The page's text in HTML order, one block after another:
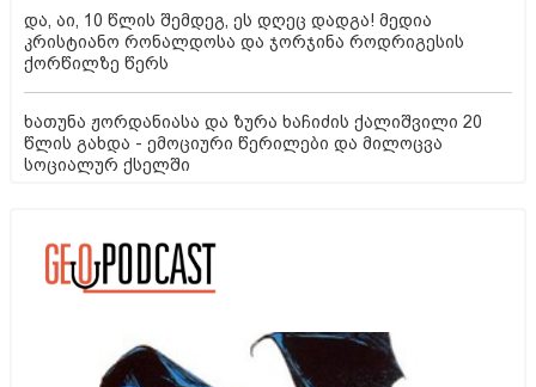
და, აი, 10 წლის შემდეგ, ეს დღეც დადგა! მედია
კრისტიანო რონალდოსა და ჯორჯინა როდრიგესის
ქორწილზე წერს
ხათუნა ჟორდანიასა და ზურა ხაჩიძის ქალიშვილი 20
წლის გახდა - ემოციური წერილები და მილოცვა
სოციალურ ქსელში